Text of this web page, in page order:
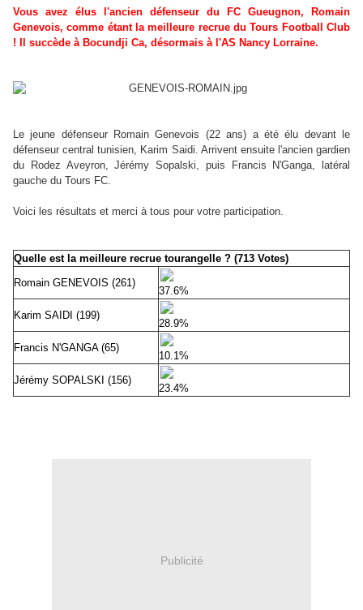
Vous avez élus l'ancien défenseur du FC Gueugnon, Romain
Genevois, comme étant la meilleure recrue du Tours Football Club
! Il succède à Bocundji Ca, désormais à l'AS Nancy Lorraine.
Le jeune défenseur Romain Genevois (22 ans) a été élu devant le
défenseur central tunisien, Karim Saidi. Arrivent ensuite l'ancien gardien
du Rodez Aveyron, Jérémy Sopalski, puis Francis N'Ganga, latéral
gauche du Tours FC.
Voici les résultats et merci à tous pour votre participation.
Quelle est la meilleure recrue tourangelle ? (713 Votes)
Romain GENEVOIS (261)
37.6%
Karim SAIDI (199)
28.9%
Francis N'GANGA (65)
10.1%
Jérémy SOPALSKI (156)
23.4%
Publicité